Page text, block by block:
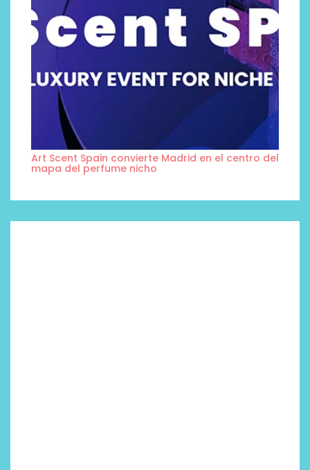
Art Scent Spain convierte Madrid en el centro del
mapa del perfume nicho